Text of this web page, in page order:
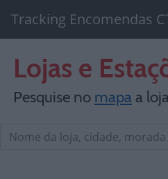
Tracking Encomendas
Lojas e
Pesquise no mapaa